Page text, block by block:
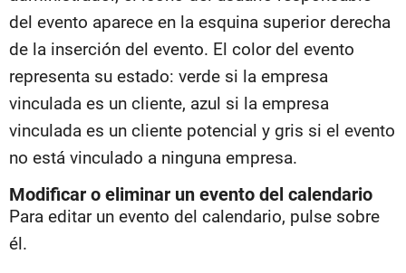
del evento aparece en la esquina superior derecha
de la inserción del evento. El color del evento
representa su estado: verde si la empresa
vinculada es un cliente, azul si la empresa
vinculada es un cliente potencial y gris si el evento
no está vinculado a ninguna empresa.
Modificar o eliminar un evento del calendario
Para editar un evento del calendario, pulse sobre
él.